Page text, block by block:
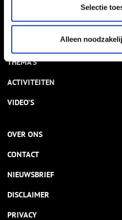
Selectie
Alleen
NIEUWS
THEMA’S
ACTIVITEITEN
VIDEO’S
OVER ONS
CONTACT
NIEUWSBRIEF
DISCLAIMER
PRIVACY